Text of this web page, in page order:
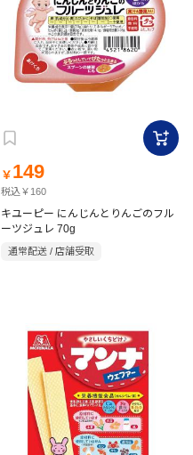
￥ 149
税込￥160
キユーピー にんじんとりんごのフル
ーツジュレ 70g
通常配送 / 店舗受取